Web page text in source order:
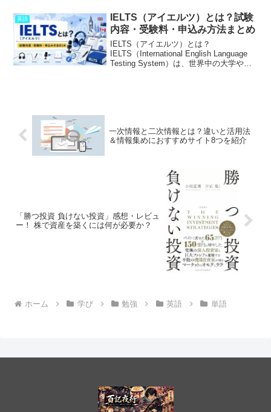
英語
IELTS（アイエルツ）とは？試験
内容・受験料・申込み方法まとめ
IELTS（アイエルツ）とは？
IELTS（International English Language
Testing System）は、世界中の大学や政
一次情報と二次情報とは？違いと活用法
＆情報集めにおすすめサイト8つを紹介
「勝つ投資 負けない投資」感想・レビュ
ー！ 株で資産を築くには何が必要か？
ホーム 学び 勉強 英語 単語